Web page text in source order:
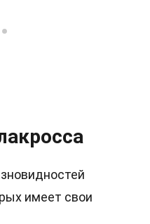
имеет свои